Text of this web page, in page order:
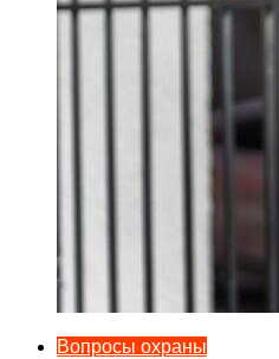
Вопросы охраны